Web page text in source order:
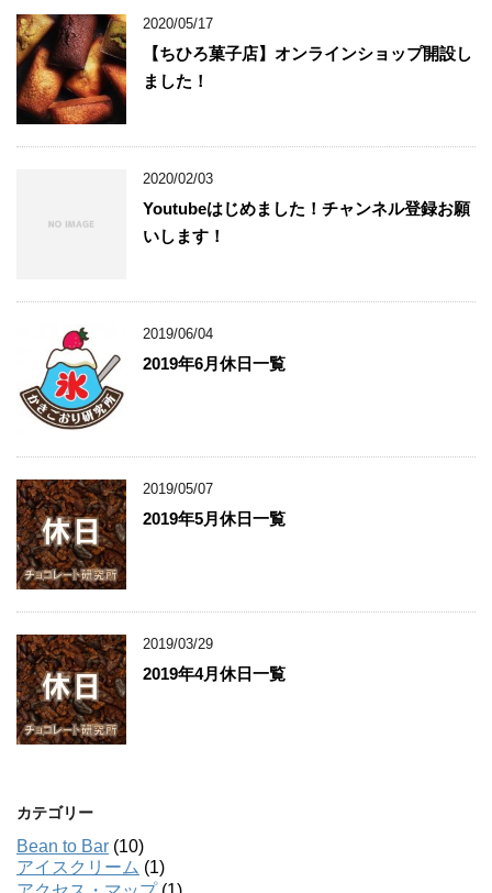
2020/05/17
【ちひろ菓子店】オンラインショップ開設し
ました！
2020/02/03
Youtubeはじめました！チャンネル登録お願
いします！
2019/06/04
2019年6月休日一覧
2019/05/07
2019年5月休日一覧
2019/03/29
2019年4月休日一覧
カテゴリー
Bean to Bar (10)
アイスクリーム (1)